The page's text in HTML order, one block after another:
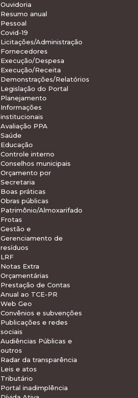
Ouvidoria
Resumo anual
Pessoal
Covid-19
Licitações/Administração
Fornecedores
Execução/Despesa
Execução/Receita
Demonstrações/Relatórios
Legislação do Portal
Planejamento
Informações
institucionais
Avaliação PPA
Saúde
Educação
Controle interno
Conselhos municipais
Orçamento por
Secretaria
Boas práticas
Obras públicas
Patrimônio/Almoxarifado
Frotas
Gestão e
Gerenciamento de
resíduos
LRF
Notas Extra
Orçamentárias
Prestação de Contas
Anual ao TCE-PR
Web Geo
Convênios e subvenções
Publicações e redes
sociais
Audiências Públicas e
outros
Radar da transparência
Leis e atos
Tributário
Portal inadimplência